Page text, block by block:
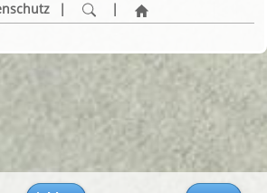
| |